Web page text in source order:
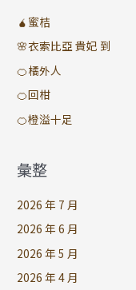
🧉蜜桔
🌸衣索比亞 貴妃 到
🍊橘外人
🍊回柑
🍊橙溢十足
彙整
2026 年 7 月
2026 年 6 月
2026 年 5 月
2026 年 4 月